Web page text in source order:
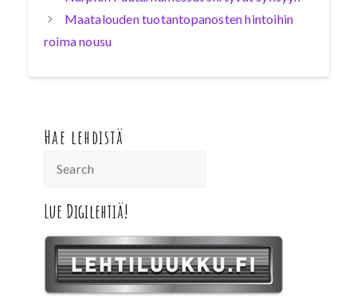
Maatalouden tuotantopanosten hintoihin
roima nousu
Hae lehdistä
Lue Digilehtiä!